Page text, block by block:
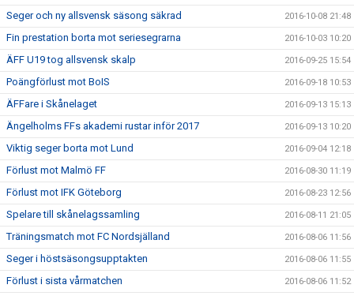
Seger och ny allsvensk säsong säkrad 2016-10-08 21:48
Fin prestation borta mot seriesegrarna 2016-10-03 10:20
ÄFF U19 tog allsvensk skalp 2016-09-25 15:54
Poängförlust mot BoIS 2016-09-18 10:53
ÄFFare i Skånelaget 2016-09-13 15:13
Ängelholms FFs akademi rustar inför 2017 2016-09-13 10:20
Viktig seger borta mot Lund 2016-09-04 12:18
Förlust mot Malmö FF 2016-08-30 11:19
Förlust mot IFK Göteborg 2016-08-23 12:56
Spelare till skånelagssamling 2016-08-11 21:05
Träningsmatch mot FC Nordsjälland 2016-08-06 11:56
Seger i höstsäsongsupptakten 2016-08-06 11:55
Förlust i sista vårmatchen 2016-08-06 11:52